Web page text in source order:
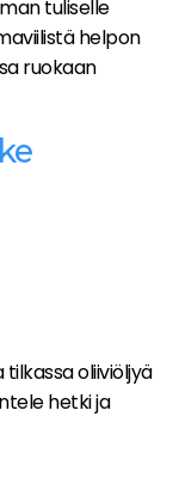
tuliselle
helpon
ruokaan
oliiviöljyä
hetki ja